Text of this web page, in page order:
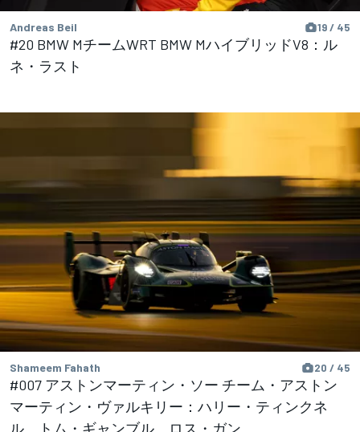
Andreas Beil 19 / 45
#20 BMW MチームWRT BMW MハイブリッドV8：ル
ネ・ラスト
Shameem Fahath 20 / 45
#007 アストンマーティン・ソー チーム・アストン
マーティン・ヴァルキリー：ハリー・ティンクネ
ル、トム・ギャンブル、ロス・ガン